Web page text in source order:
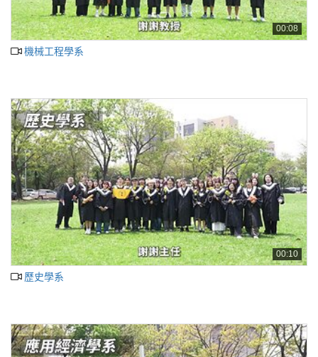
00:08
機械工程學系
00:10
歷史學系